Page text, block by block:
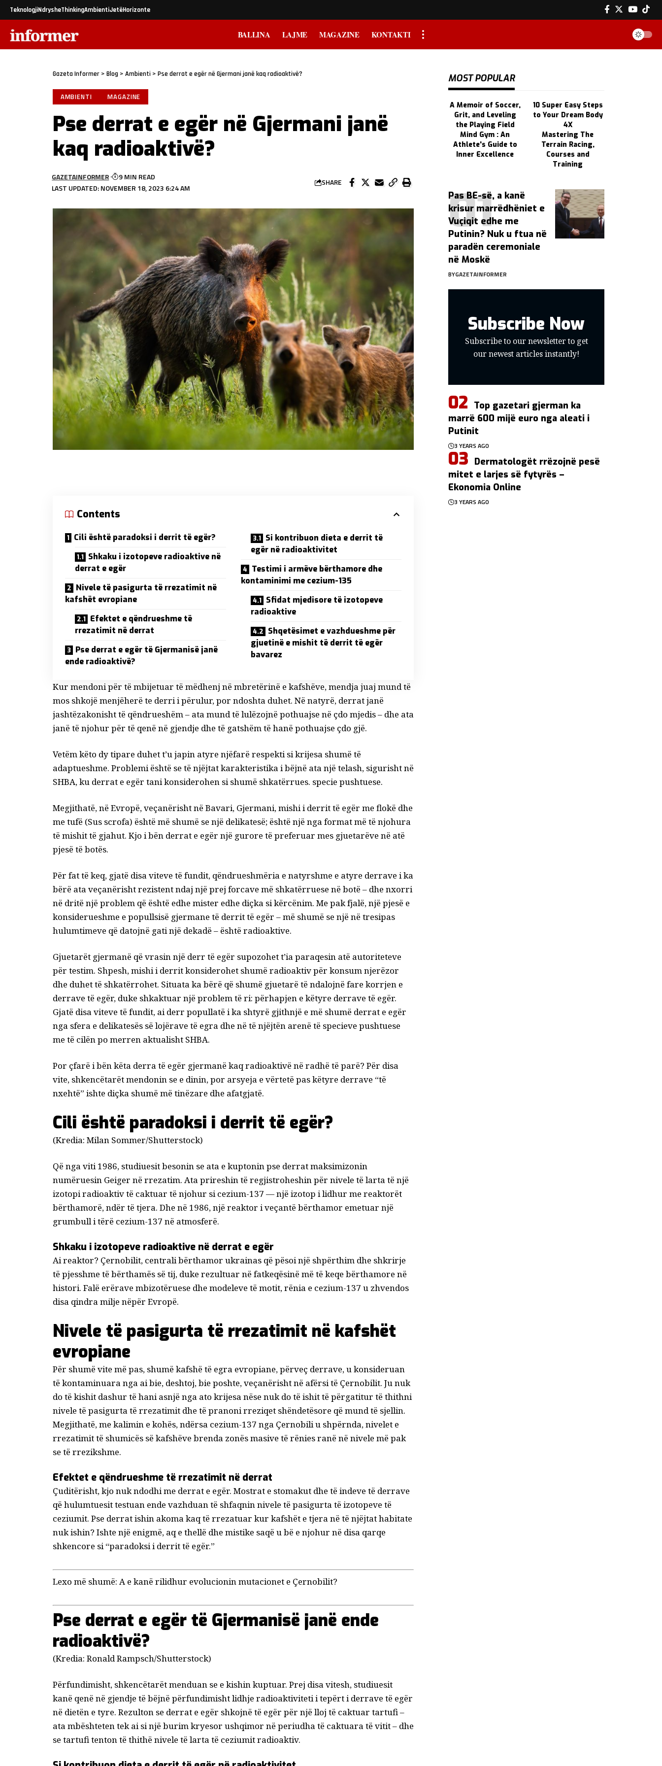
TeknologjiNdrysheThinkingAmbientiJetëHorizonte
BALLINA LAJME MAGAZINE KONTAKTI
Gazeta Informer > Blog > Ambienti > Pse derrat e egër në Gjermani janë kaq radioaktivë?
AMBIENTI MAGAZINE
Pse derrat e egër në Gjermani janë
kaq radioaktivë?
LAST UPDATED: NOVEMBER 18, 2023 6:24 AM
GAZETAINFORMER 9 MIN READ
SHARE
Contents
Cili është paradoksi i derrit të egër?
Shkaku i izotopeve radioaktive në
derrat e egër
Nivele të pasigurta të rrezatimit në
kafshët evropiane
Efektet e qëndrueshme të
rrezatimit në derrat
Pse derrat e egër të Gjermanisë janë
ende radioaktivë?
Si kontribuon dieta e derrit të
egër në radioaktivitet
Testimi i armëve bërthamore dhe
kontaminimi me cezium-135
Sfidat mjedisore të izotopeve
radioaktive
Shqetësimet e vazhdueshme për
gjuetinë e mishit të derrit të egër
bavarez
Kur mendoni për të mbijetuar të mëdhenj në mbretërinë e kafshëve, mendja juaj mund të
mos shkojë menjëherë te derri i përulur, por ndoshta duhet. Në natyrë, derrat janë
jashtëzakonisht të qëndrueshëm – ata mund të lulëzojnë pothuajse në çdo mjedis – dhe ata
janë të njohur për të qenë në gjendje dhe të gatshëm të hanë pothuajse çdo gjë.
Vetëm këto dy tipare duhet t’u japin atyre njëfarë respekti si krijesa shumë të
adaptueshme. Problemi është se të njëjtat karakteristika i bëjnë ata një telash, sigurisht në
SHBA, ku derrat e egër tani konsiderohen si shumë shkatërrues. specie pushtuese.
Megjithatë, në Evropë, veçanërisht në Bavari, Gjermani, mishi i derrit të egër me flokë dhe
me tufë (Sus scrofa) është më shumë se një delikatesë; është një nga format më të njohura
të mishit të gjahut. Kjo i bën derrat e egër një gurore të preferuar mes gjuetarëve në atë
pjesë të botës.
Për fat të keq, gjatë disa viteve të fundit, qëndrueshmëria e natyrshme e atyre derrave i ka
bërë ata veçanërisht rezistent ndaj një prej forcave më shkatërruese në botë – dhe nxorri
në dritë një problem që është edhe mister edhe diçka si kërcënim. Me pak fjalë, një pjesë e
konsiderueshme e popullsisë gjermane të derrit të egër – më shumë se një në tresipas
hulumtimeve që datojnë gati një dekadë – është radioaktive.
Gjuetarët gjermanë që vrasin një derr të egër supozohet t’ia paraqesin atë autoriteteve
për testim. Shpesh, mishi i derrit konsiderohet shumë radioaktiv për konsum njerëzor
dhe duhet të shkatërrohet. Situata ka bërë që shumë gjuetarë të ndalojnë fare korrjen e
derrave të egër, duke shkaktuar një problem të ri: përhapjen e këtyre derrave të egër.
Gjatë disa viteve të fundit, ai derr popullatë i ka shtyrë gjithnjë e më shumë derrat e egër
nga sfera e delikatesës së lojërave të egra dhe në të njëjtën arenë të specieve pushtuese
me të cilën po merren aktualisht SHBA.
Por çfarë i bën këta derra të egër gjermanë kaq radioaktivë në radhë të parë? Për disa
vite, shkencëtarët mendonin se e dinin, por arsyeja e vërtetë pas këtyre derrave “të
nxehtë” ishte diçka shumë më tinëzare dhe afatgjatë.
Cili është paradoksi i derrit të egër?
(Kredia: Milan Sommer/Shutterstock)
Që nga viti 1986, studiuesit besonin se ata e kuptonin pse derrat maksimizonin
numëruesin Geiger në rrezatim. Ata prireshin të regjistroheshin për nivele të larta të një
izotopi radioaktiv të caktuar të njohur sicezium-137 — një izotop i lidhur me reaktorët
bërthamorë, ndër të tjera. Dhe në 1986, një reaktor i veçantë bërthamor emetuar një
grumbull i tërë cezium-137 në atmosferë.
Shkaku i izotopeve radioaktive në derrat e egër
Ai reaktor? Çernobilit, centrali bërthamor ukrainas që pësoi një shpërthim dhe shkrirje
të pjesshme të bërthamës së tij, duke rezultuar në fatkeqësinë më të keqe bërthamore në
histori. Falë erërave mbizotëruese dhe modeleve të motit, rënia e cezium-137 u zhvendos
disa qindra milje nëpër Evropë.
Nivele të pasigurta të rrezatimit në kafshët
evropiane
Për shumë vite më pas, shumë kafshë të egra evropiane, përveç derrave, u konsideruan
të kontaminuara nga aibie, deshtoj, bie poshte, veçanërisht në afërsi të Çernobilit. Ju nuk
do të kishit dashur të hani asnjë nga ato krijesa nëse nuk do të ishit të përgatitur të thithni
nivele të pasigurta të rrezatimit dhe të pranoni rreziqet shëndetësore që mund të sjellin.
Megjithatë, me kalimin e kohës, ndërsa cezium-137 nga Çernobili u shpërnda, nivelet e
rrezatimit të shumicës së kafshëve brenda zonës masive të rënies ranë në nivele më pak
se të rrezikshme.
Efektet e qëndrueshme të rrezatimit në derrat
Çuditërisht, kjo nuk ndodhi me derrat e egër. Mostrat e stomakut dhe të indeve të derrave
që hulumtuesit testuan ende vazhduan të shfaqnin nivele të pasigurta të izotopeve të
ceziumit. Pse derrat ishin akoma kaq të rrezatuar kur kafshët e tjera në të njëjtat habitate
nuk ishin? Ishte një enigmë, aq e thellë dhe mistike saqë u bë e njohur në disa qarqe
shkencore si “paradoksi i derrit të egër.”
Lexo më shumë: A e kanë rilidhur evolucionin mutacionet e Çernobilit?
Pse derrat e egër të Gjermanisë janë ende
radioaktivë?
(Kredia: Ronald Rampsch/Shutterstock)
Përfundimisht, shkencëtarët menduan se e kishin kuptuar. Prej disa vitesh, studiuesit
kanë qenë në gjendje të bëjnë përfundimishtlidhje radioaktiviteti i tepërt i derrave të egër
në dietën e tyre. Rezulton se derrat e egër shkojnë të egër për një lloj të caktuar tartufi–
ata mbështeten tek ai si një burim kryesor ushqimor në periudha të caktuara të vitit – dhe
se tartufi tenton të thithë nivele të larta të ceziumit radioaktiv.
MOST POPULAR
A Memoir of Soccer,
Grit, and Leveling
the Playing Field
10 Super Easy Steps
to Your Dream Body
4X
Mind Gym : An
Athlete's Guide to
Inner Excellence
Mastering The
Terrain Racing,
Courses and
Training
Pas BE-së, a kanë
krisur marrëdhëniet e
Vuçiqit edhe me
Putinin? Nuk u ftua në
paradën ceremoniale
në Moskë
BYGAZETAINFORMER
Subscribe Now
Subscribe to our newsletter to get
our newest articles instantly!
Top gazetari gjerman ka
marrë 600 mijë euro nga aleati i
Putinit
3 YEARS AGO
Dermatologët rrëzojnë pesë
mitet e larjes së fytyrës –
Ekonomia Online
3 YEARS AGO